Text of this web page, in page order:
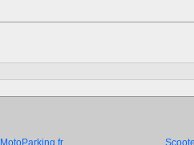
MotoParking.fr